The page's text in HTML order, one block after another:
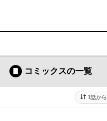
コミックスの一覧
1話から